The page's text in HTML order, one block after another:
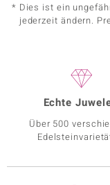
* Dies ist ein
jederzeit ändern.
Echte
Über 500